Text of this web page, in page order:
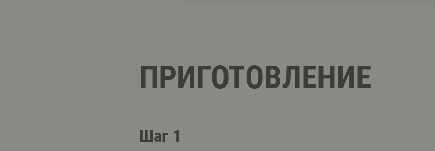
ПРИГОТОВЛЕНИЕ
Шаг 1